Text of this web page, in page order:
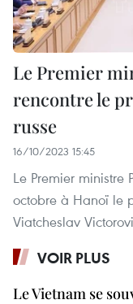
Le Premier
rencontre le
russe
16/10/2023 15:45
Le Premier ministre
octobre à Hanoï le
Viatcheslav
VOIR PLUS
Le Vietnam se